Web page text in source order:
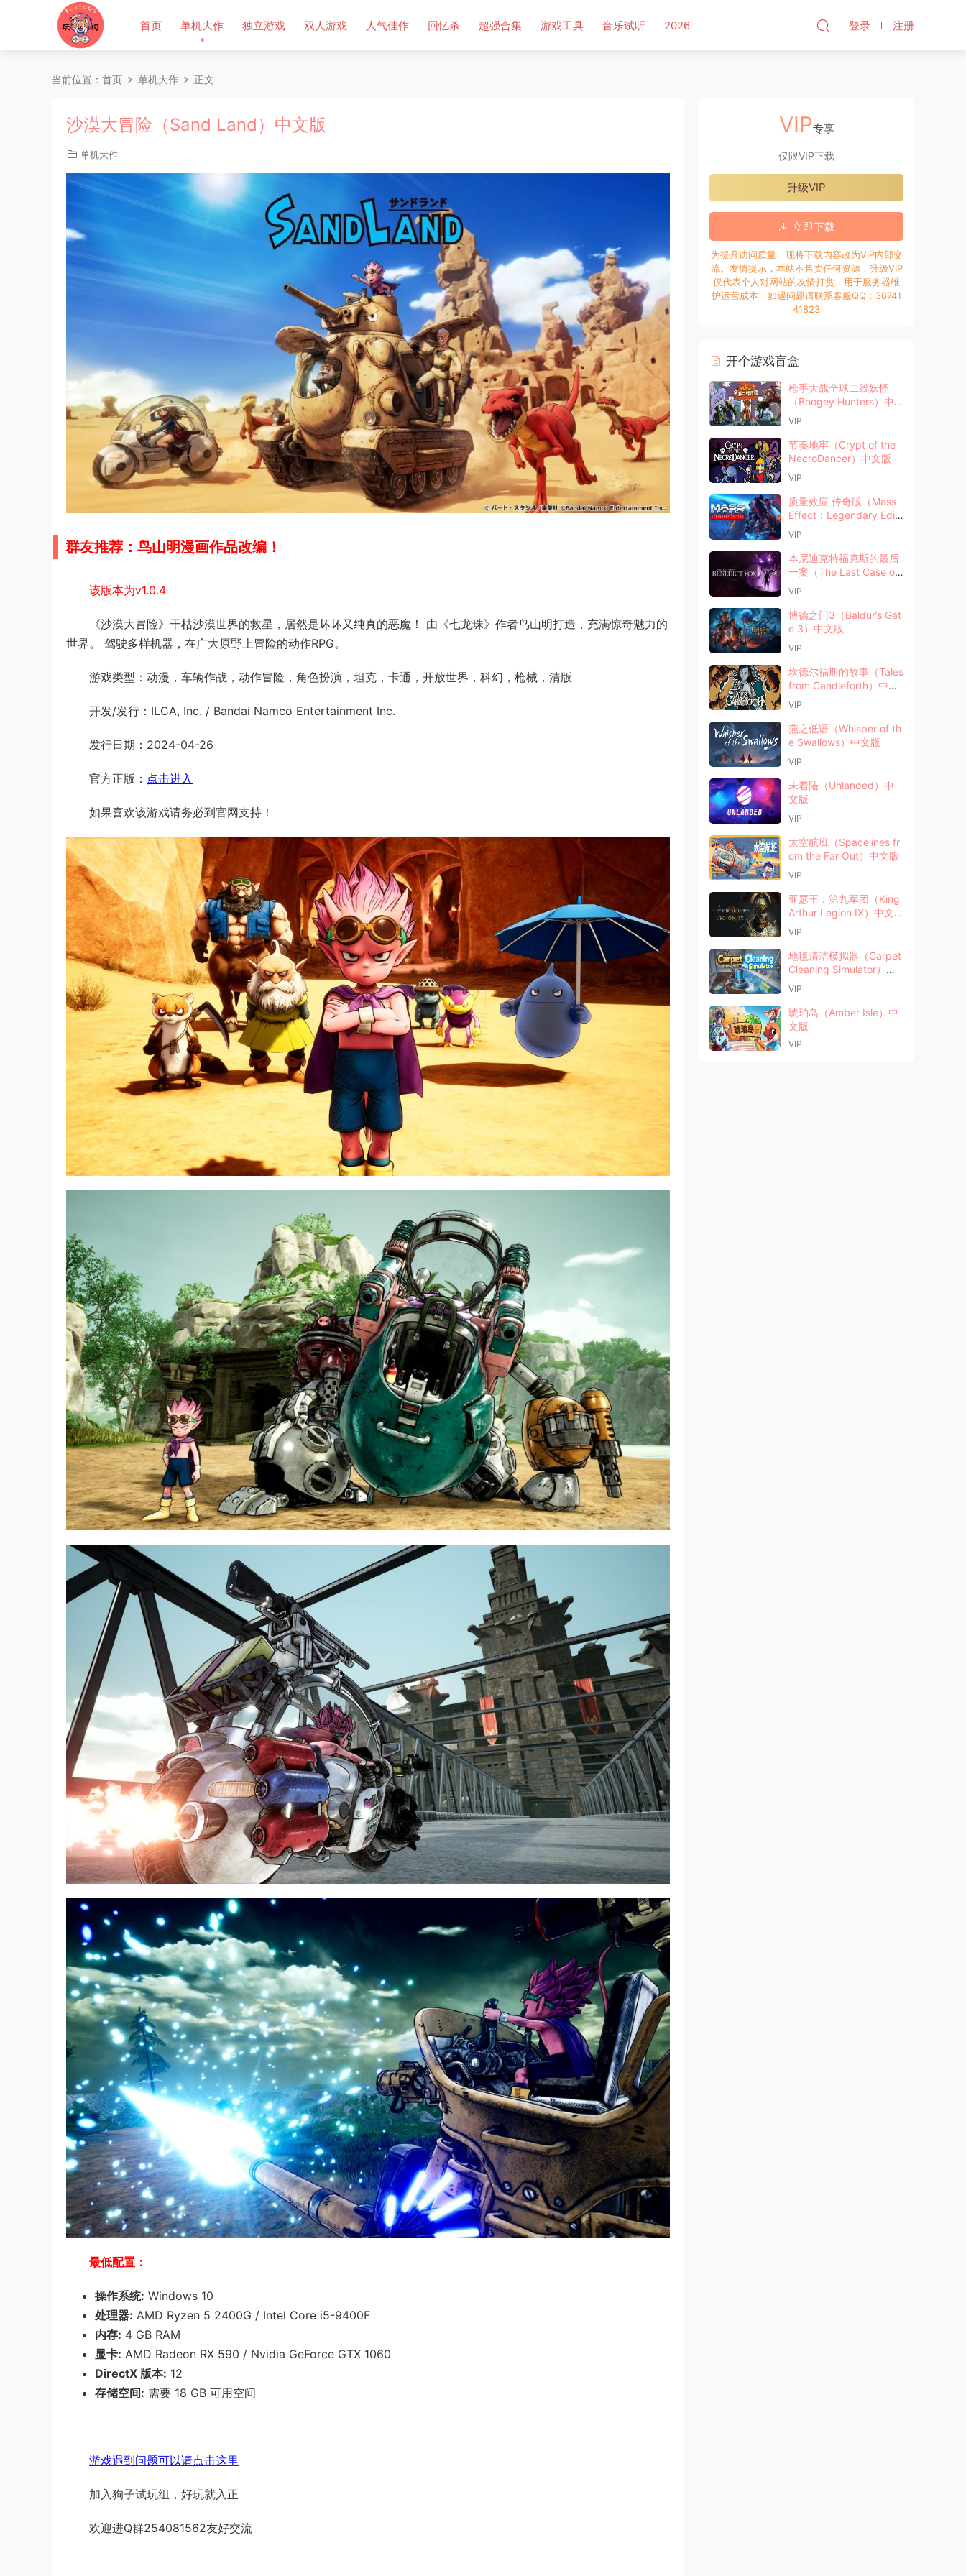
首页 单机大作 独立游戏 双人游戏 人气佳作 回忆杀 超强合集 游戏工具 音乐试听 2026 登录 注册
当前位置： 首页 单机大作 正文
沙漠大冒险（Sand Land）中文版
单机大作
群友推荐：鸟山明漫画作品改编！
该版本为v1.0.4
《沙漠大冒险》干枯沙漠世界的救星，居然是坏坏又纯真的恶魔！ 由《七龙珠》作者鸟山明打造，充满惊奇魅力的
世界。 驾驶多样机器，在广大原野上冒险的动作RPG。
游戏类型：动漫，车辆作战，动作冒险，角色扮演，坦克，卡通，开放世界，科幻，枪械，清版
开发/发行：ILCA, Inc. / Bandai Namco Entertainment Inc.
发行日期：2024-04-26
官方正版： 点击进入
如果喜欢该游戏请务必到官网支持！
最低配置：
操作系统: Windows 10
处理器: AMD Ryzen 5 2400G / Intel Core i5-9400F
内存: 4 GB RAM
显卡: AMD Radeon RX 590 / Nvidia GeForce GTX 1060
DirectX 版本: 12
存储空间: 需要 18 GB 可用空间
游戏遇到问题可以请点击这里
加入狗子试玩组，好玩就入正
欢迎进Q群254081562友好交流
VIP专享
仅限VIP下载
升级VIP
立即下载
为提升访问质量，现将下载内容改为VIP内部交
流。友情提示，本站不售卖任何资源，升级VIP
仅代表个人对网站的友情打赏，用于服务器维
护运营成本！如遇问题请联系客服QQ：36741
41823
开个游戏盲盒
枪手大战全球二线妖怪
（Boogey Hunters）中
文版
VIP
节奏地牢（Crypt of the
NecroDancer）中文版
VIP
质量效应 传奇版（Mass
Effect：Legendary Editi
on）中文版
VIP
本尼迪克特福克斯的最后
一案（The Last Case of
Benedict Fox）中文版
VIP
博德之门3（Baldur’s Gat
e 3）中文版
VIP
坎德尔福斯的故事（Tales
from Candleforth）中文
版
VIP
燕之低语（Whisper of th
e Swallows）中文版
VIP
未着陆（Unlanded）中
文版
VIP
太空航班（Spacelines fr
om the Far Out）中文版
VIP
亚瑟王：第九军团（King
Arthur Legion IX）中文
版
VIP
地毯清洁模拟器（Carpet
Cleaning Simulator）中
文版
VIP
琥珀岛（Amber Isle）中
文版
VIP